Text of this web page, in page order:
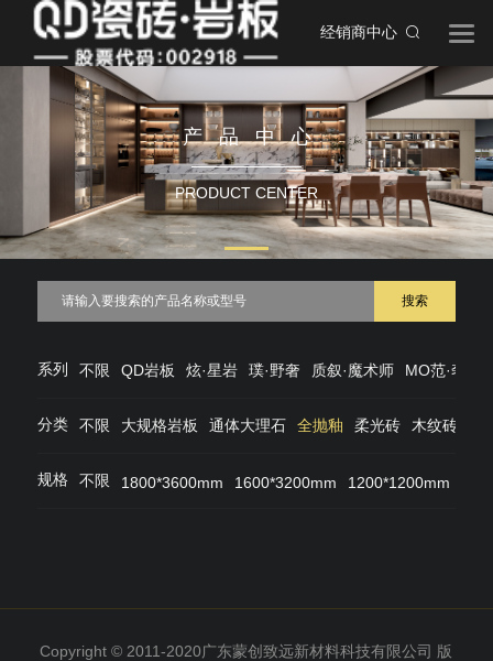
经销商中心
产品中心
PRODUCT CENTER
搜索
系列 不限 QD岩板 炫·星岩 璞·野奢 质叙·魔术师 MO范·奢石
分类 不限 大规格岩板 通体大理石 全抛釉 柔光砖 木纹砖
规格 不限 1800*3600mm 1600*3200mm 1200*1200mm
Copyright © 2011-2020广东蒙创致远新材料科技有限公司 版